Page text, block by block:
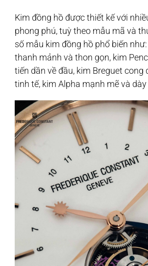
Kim đồng hồ được thiết kế với
phong phú, tuỳ theo mẫu mã và
số mẫu kim đồng hồ phổ biến
thanh mảnh và thon gọn, kim
tiến dần về đầu, kim Breguet cong
tinh tế, kim Alpha mạnh mẽ và dày